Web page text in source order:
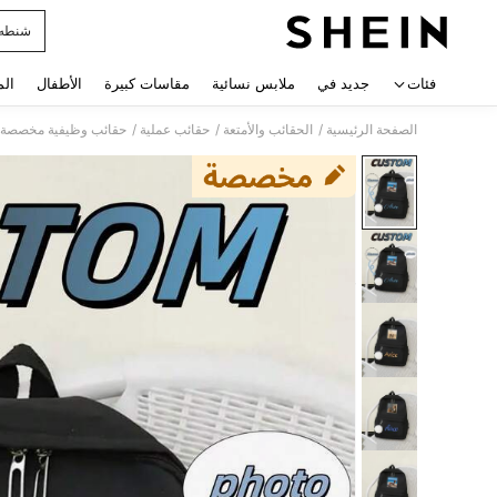
فئات جديد في ملابس نسائية مقاسات كبيرة الأطفال
الصفحة الرئيسية / الحقائب والأمتعة / حقائب عملية / حقائب وظيفية مخصصة